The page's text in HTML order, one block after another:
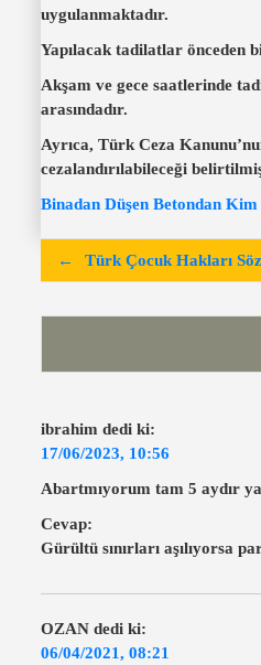
uygulanmaktadır.
Yapılacak tadilatlar önceden
Akşam ve gece saatlerinde
arasındadır.
Ayrıca, Türk Ceza
cezalandırılabileceği
Binadan Düşen Betondan
a
z
e
z
i
n
m
s
i
Türk Çocuk Hakları
ibrahim dedi ki:
17/06/2023, 10:56
Abartmıyorum tam 5 aydır
Cevap:
Gürültü sınırları aşılıyorsa
OZAN dedi ki:
06/04/2021, 08:21